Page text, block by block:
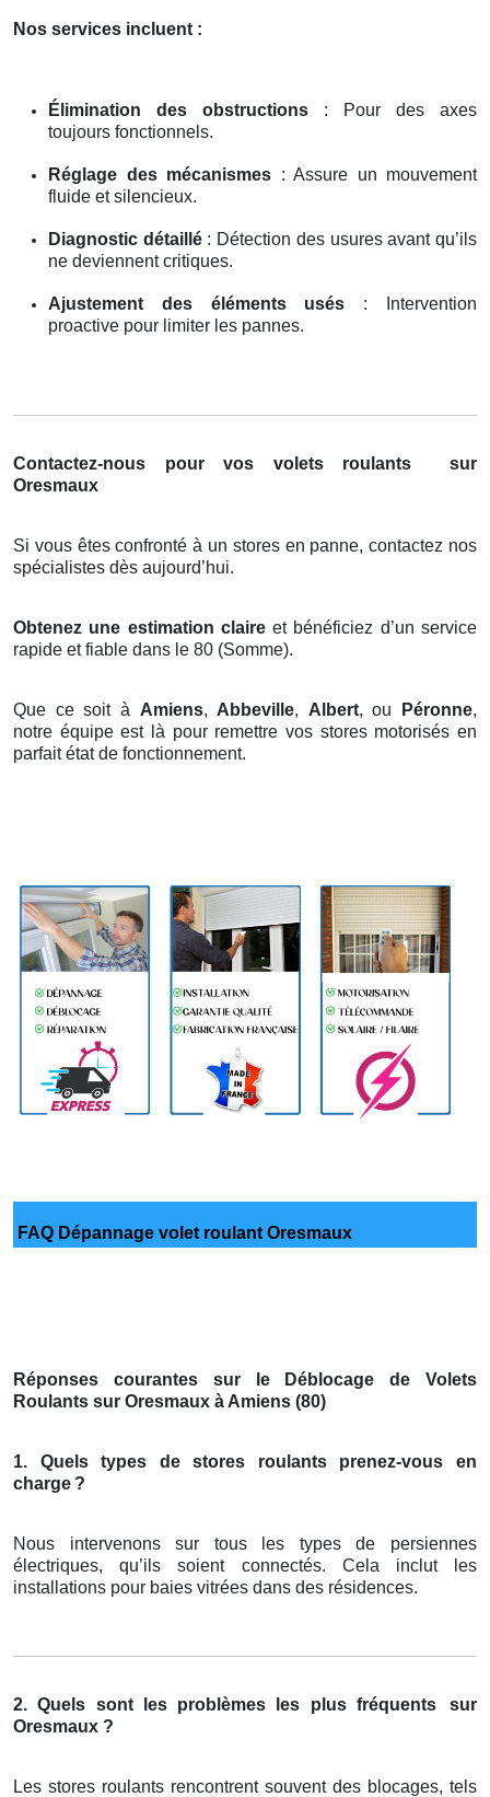
Nos services incluent :
Élimination des obstructions : Pour des axes
toujours fonctionnels.
Réglage des mécanismes : Assure un mouvement
fluide et silencieux.
Diagnostic détaillé: Détection des usures avant qu’ils
ne deviennent critiques.
Ajustement des éléments usés : Intervention
proactive pour limiter les pannes.
Contactez-nous pour vos volets roulants
sur
Oresmaux
Si vous êtes confronté à un stores en panne, contactez nos
spécialistes dès aujourd’hui.
Obtenez une estimation claireet bénéficiez d’un service
rapide et fiable dans le 80 (Somme).
Que ce soit à Amiens, Abbeville, Albert, ou Péronne,
notre équipe est là pour remettre vos stores motorisés en
parfait état de fonctionnement.
FAQ Dépannage volet roulant Oresmaux
Réponses courantes sur le Déblocage de Volets
Roulants sur Oresmaux à Amiens (80)
1. Quels types de stores roulants prenez-vous en
charge ?
Nous intervenons sur tous les types de persiennes
électriques, qu’ils soient connectés. Cela inclut les
installations pour baies vitrées dans des résidences.
2. Quels sont les problèmes les plus fréquents
sur
Oresmaux ?
Les stores roulants rencontrent souvent des blocages, tels